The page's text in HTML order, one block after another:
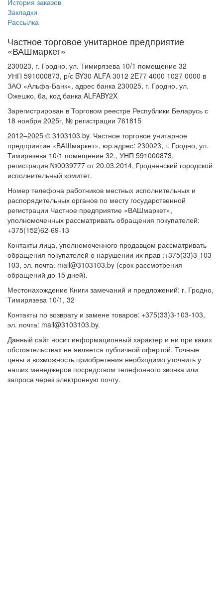
История заказов
Закладки
Рассылка
Частное торговое унитарное предприятие
«ВАШмаркет»
230023, г. Гродно, ул. Тимирязева 10/1 помещение 32
УНП 591000873, р/с BY30 ALFA 3012 2E77 4000 1027 0000 в
ЗАО «Альфа-Банк», адрес банка 230025, г. Гродно, ул.
Ожешко, 6а, код банка ALFABY2X
Зарегистрирован в Торговом реестре Республики Беларусь с
18 ноября 2025г, № регистрации 761815
2012–2025 © 3103103.by. Частное торговое унитарное
предприятие «ВАШмаркет», юр.адрес: 230023, г. Гродно, ул.
Тимирязева 10/1 помещение 32., УНП 591000873,
регистрация №0039777 от 20.03.2014, Гродненский городской
исполнительный комитет.
Номер телефона работников местных исполнительных и
распорядительных органов по месту государственной
регистрации Частное предприятие «ВАШмаркет»,
уполномоченных рассматривать обращения покупателей:
+375(152)62-69-13
Контакты лица, уполномоченного продавцом рассматривать
обращения покупателей о нарушении их прав :+375(33)3-103-
103, эл. почта: mail@3103103.by (срок рассмотрения
обращений до 15 дней).
Местонахождение Книги замечаний и предложений: г. Гродно,
Тимирязева 10/1, 32
Контакты по возврату и замене товаров: +375(33)3-103-103,
эл. почта: mail@3103103.by.
Данный сайт носит информационный характер и ни при каких
обстоятельствах не является публичной офертой. Точные
цены и возможность приобретения необходимо уточнить у
наших менеджеров посредством телефонного звонка или
запроса через электронную почту.